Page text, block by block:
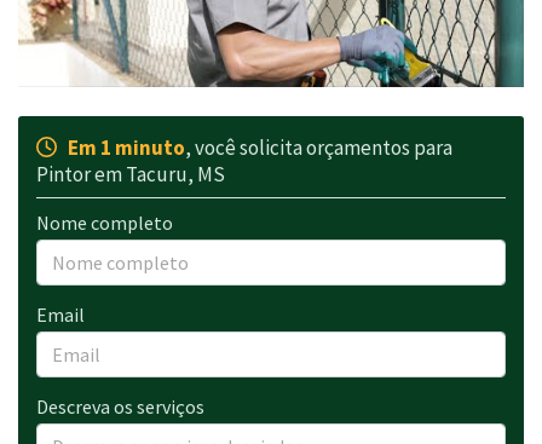
Em 1 minuto, você solicita orçamentos para
Pintor em Tacuru, MS
Nome completo
Email
Descreva os serviços